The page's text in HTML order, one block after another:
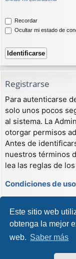
Este sitio web
obtenga la mejor
web. Saber más
Recordar
Ocultar mi estado de
Registrarse
Para autenticarse
solo unos pocos
al sistema. La
otorgar permisos
Antes de
nuestros términos
lea las reglas de
Condiciones de uso
Registrarse
Inicio (Web) Foro
Desarrollado